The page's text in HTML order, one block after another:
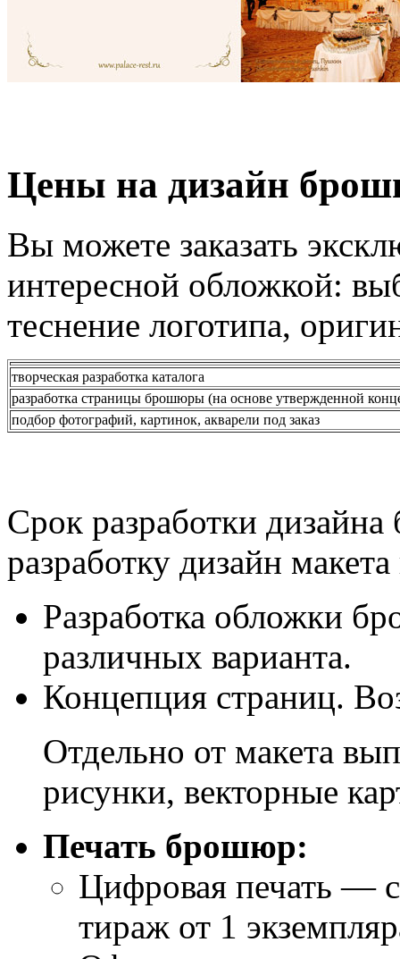
Цены на дизайн
Вы можете заказать
интересной обложкой:
теснение логотипа,
творческая разработка каталога
разработка страницы брошюры (на основе утвержденной
подбор фотографий, картинок, акварели под заказ
Срок разработки
разработку дизайн
Разработка обложки
различных варианта.
Концепция страниц.
Отдельно от макета
рисунки, векторные
Печать брошюр:
Цифровая печать —
тираж от 1